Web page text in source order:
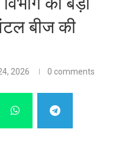
बीज की
2026 0 comments